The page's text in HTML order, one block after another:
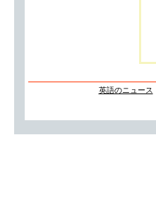
英語のニュース